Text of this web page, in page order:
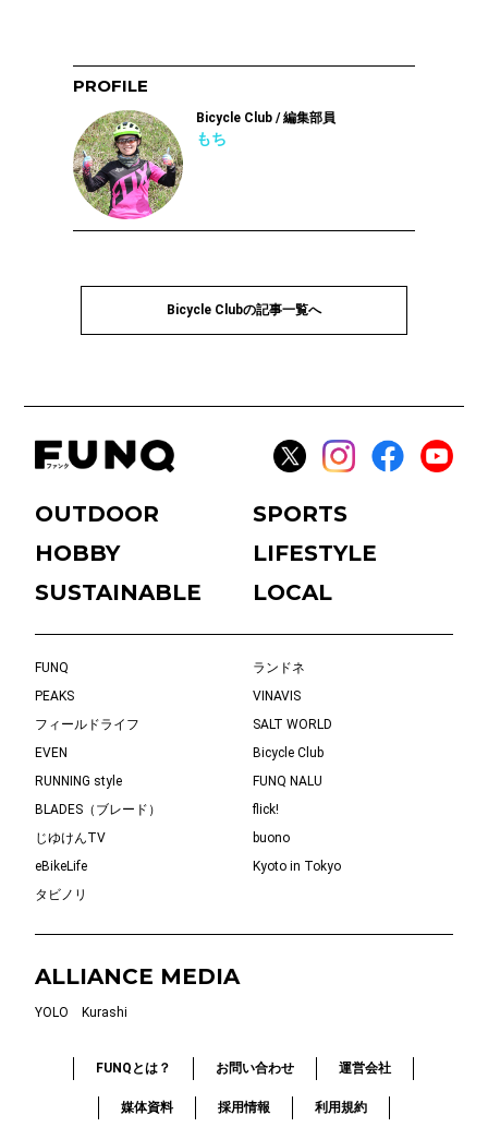
PROFILE
Bicycle Club / 編集部員
もち
Bicycle Clubの記事一覧へ
OUTDOOR
SPORTS
HOBBY
LIFESTYLE
SUSTAINABLE
LOCAL
FUNQ
ランドネ
PEAKS
VINAVIS
フィールドライフ
SALT WORLD
EVEN
Bicycle Club
RUNNING style
FUNQ NALU
BLADES（ブレード）
flick!
じゆけんTV
buono
eBikeLife
Kyoto in Tokyo
タビノリ
ALLIANCE MEDIA
YOLO Kurashi
FUNQとは？ お問い合わせ 運営会社
媒体資料 採用情報 利用規約